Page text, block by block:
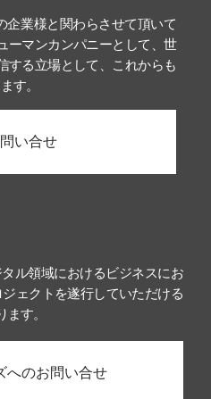
業様と関わらさせて頂いて
ーマンカンパニーとして、世
する立場として、これからも
す。
い合せ
ル領域におけるビジネスにお
ェクトを遂行していただける
す。
へのお問い合せ